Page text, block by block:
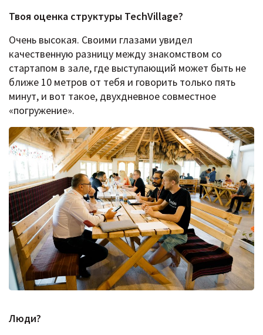
Твоя оценка структуры TechVillage?
Очень высокая. Своими глазами увидел
качественную разницу между знакомством со
стартапом в зале, где выступающий может быть не
ближе 10 метров от тебя и говорить только пять
минут, и вот такое, двухдневное совместное
«погружение».
Люди?